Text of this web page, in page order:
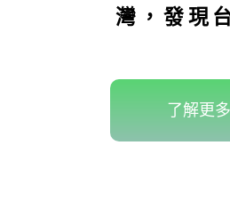
灣，發現
島」？！
可以射箭
了解更多